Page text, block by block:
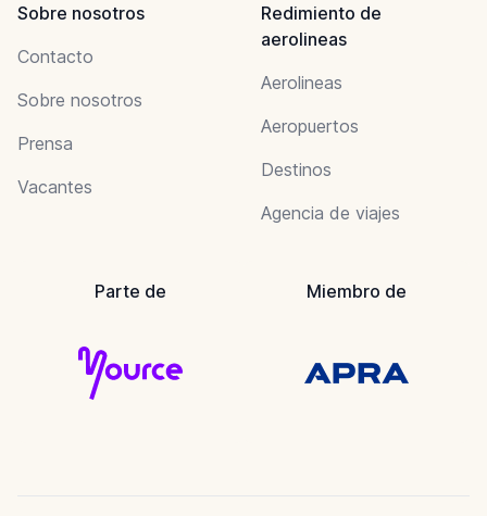
Sobre nosotros
Contacto
Sobre nosotros
Prensa
Vacantes
Redimiento de
aerolineas
Aerolineas
Aeropuertos
Destinos
Agencia de viajes
Parte de Miembro de